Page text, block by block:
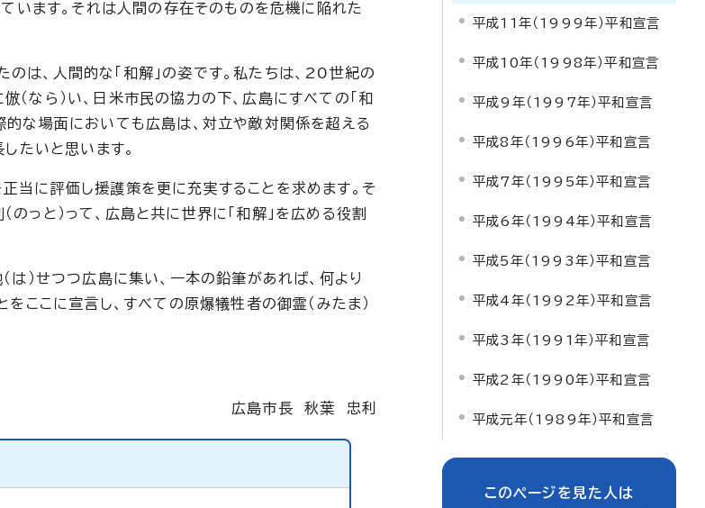
います。それは人間の存在そのものを危機に陥れた
は、人間的な「和解」の姿です。私たちは、20世紀の
なら）い、日米市民の協力の下、広島にすべての「和
的な場面においても広島は、対立や敵対関係を超える
したいと思います。
当に評価し援護策を更に充実することを求めます。そ
っと）って、広島と共に世界に「和解」を広める役割
）せつつ広島に集い、一本の鉛筆があれば、何より
ここに宣言し、すべての原爆犠牲者の御霊（みたま）
広島市長 秋葉 忠利
平成11年（1999年）平和宣言
平成10年（1998年）平和宣言
平成9年（1997年）平和宣言
平成8年（1996年）平和宣言
平成7年（1995年）平和宣言
平成6年（1994年）平和宣言
平成5年（1993年）平和宣言
平成4年（1992年）平和宣言
平成3年（1991年）平和宣言
平成2年（1990年）平和宣言
平成元年（1989年）平和宣言
このページを見た人は